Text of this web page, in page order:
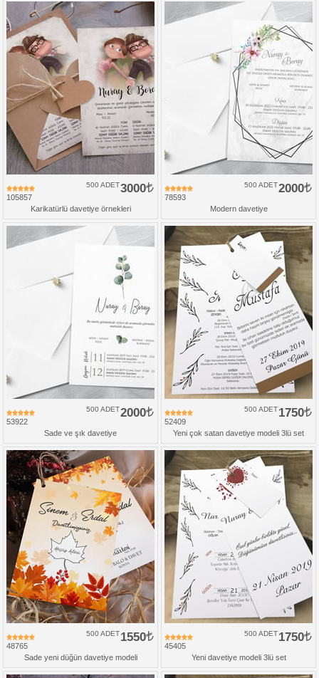
105857
3000
500 ADET
Karikatürlü davetiye örnekleri
78593
2000
500 ADET
Modern davetiye
53922
2000
500 ADET
Sade ve şık davetiye
52409
1750
500 ADET
Yeni çok satan davetiye modeli 3lü set
48765
1550
500 ADET
Sade yeni düğün davetiye modeli
45405
1750
500 ADET
Yeni davetiye modeli 3lü set